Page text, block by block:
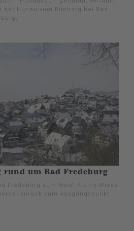
der Hunau vom Rimberg bei Bad
um Bad Fredeburg
Fredeburg zum Hotel Kleins Wiese
zurück zum Ausgangspunkt